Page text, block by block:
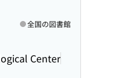
Center
全国の図書館